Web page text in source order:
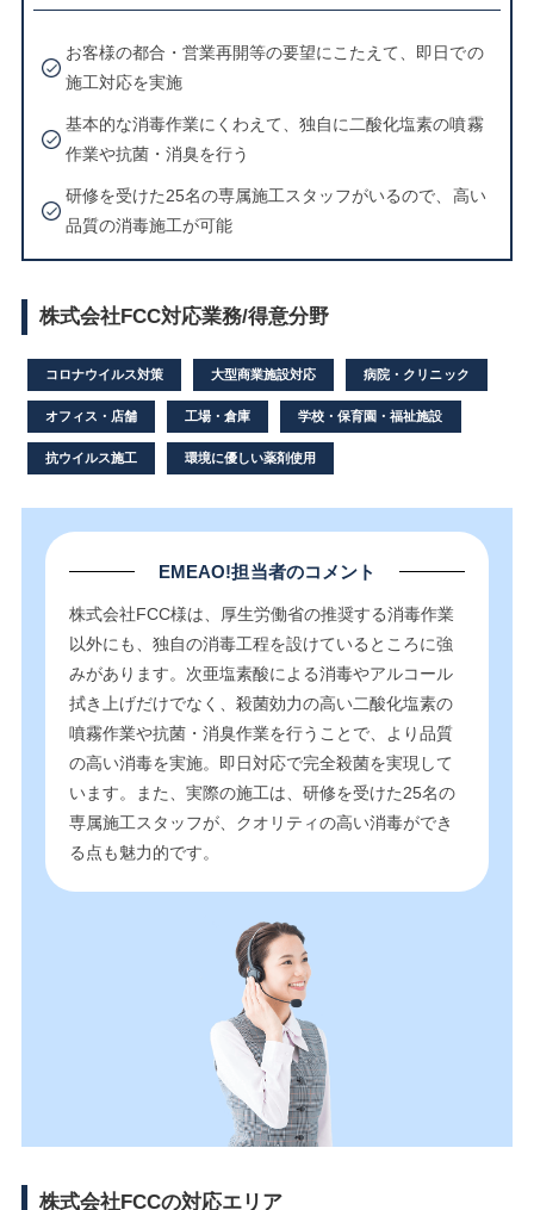
お客様の都合・営業再開等の要望にこたえて、即日での
施工対応を実施
基本的な消毒作業にくわえて、独自に二酸化塩素の噴霧
作業や抗菌・消臭を行う
研修を受けた25名の専属施工スタッフがいるので、高い
品質の消毒施工が可能
株式会社FCC対応業務/得意分野
コロナウイルス対策 大型商業施設対応 病院・クリニック
オフィス・店舗 工場・倉庫 学校・保育園・福祉施設
抗ウイルス施工 環境に優しい薬剤使用
EMEAO!担当者のコメント
株式会社FCC様は、厚生労働省の推奨する消毒作業
以外にも、独自の消毒工程を設けているところに強
みがあります。次亜塩素酸による消毒やアルコール
拭き上げだけでなく、殺菌効力の高い二酸化塩素の
噴霧作業や抗菌・消臭作業を行うことで、より品質
の高い消毒を実施。即日対応で完全殺菌を実現して
います。また、実際の施工は、研修を受けた25名の
専属施工スタッフが、クオリティの高い消毒ができ
る点も魅力的です。
株式会社FCCの対応エリア